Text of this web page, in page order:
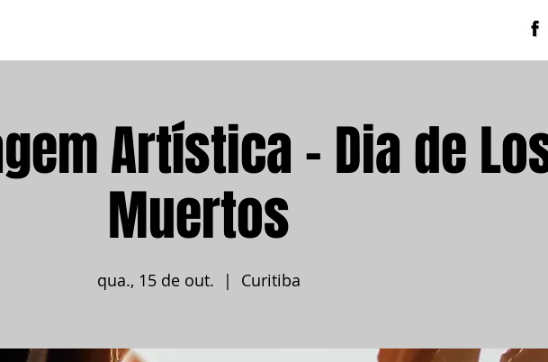
Artística - Dia de
Muertos
qua., 15 de out.
  |
Curitiba